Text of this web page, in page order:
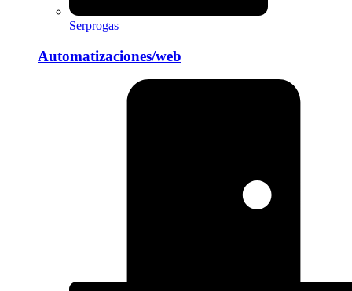
Serprogas
Automatizaciones/web